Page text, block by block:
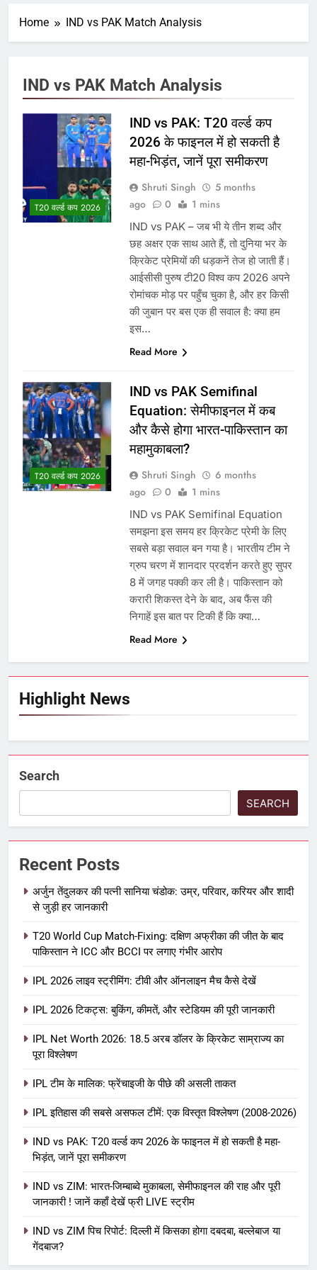
Home IND vs PAK Match Analysis
Highlight News
IND vs PAK Match Analysis
T20 वर्ल्ड कप 2026
IND vs PAK: T20 वर्ल्ड कप
2026 के फाइनल में हो सकती है
महा-भिड़ंत, जानें पूरा समीकरण
Shruti Singh
5 months
ago
0 1 mins
IND vs PAK – जब भी ये तीन शब्द और
छह अक्षर एक साथ आते हैं, तो दुनिया भर के
क्रिकेट प्रेमियों की धड़कनें तेज हो जाती हैं।
आईसीसी पुरुष टी20 विश्व कप 2026 अपने
रोमांचक मोड़ पर पहुँच चुका है, और हर किसी
की जुबान पर बस एक ही सवाल है: क्या हम
इस…
Read More
T20 वर्ल्ड कप 2026
IND vs PAK Semifinal
Equation: सेमीफाइनल में कब
और कैसे होगा भारत-पाकिस्तान का
महामुकाबला?
Shruti Singh
6 months
ago
0 1 mins
IND vs PAK Semifinal Equation
समझना इस समय हर क्रिकेट प्रेमी के लिए
सबसे बड़ा सवाल बन गया है। भारतीय टीम ने
ग्रुप चरण में शानदार प्रदर्शन करते हुए सुपर
8 में जगह पक्की कर ली है। पाकिस्तान को
करारी शिकस्त देने के बाद, अब फैंस की
निगाहें इस बात पर टिकी हैं कि क्या…
Read More
Search
SEARCH
Recent Posts
अर्जुन तेंदुलकर की पत्नी सानिया चंडोक: उम्र, परिवार, करियर और शादी
से जुड़ी हर जानकारी
T20 World Cup Match-Fixing: दक्षिण अफ्रीका की जीत के बाद
पाकिस्तान ने ICC और BCCI पर लगाए गंभीर आरोप
IPL 2026 लाइव स्ट्रीमिंग: टीवी और ऑनलाइन मैच कैसे देखें
IPL 2026 टिकट्स: बुकिंग, कीमतें, और स्टेडियम की पूरी जानकारी
IPL Net Worth 2026: 18.5 अरब डॉलर के क्रिकेट साम्राज्य का
पूरा विश्लेषण
IPL टीम के मालिक: फ्रेंचाइजी के पीछे की असली ताकत
IPL इतिहास की सबसे असफल टीमें: एक विस्तृत विश्लेषण (2008-2026)
IND vs PAK: T20 वर्ल्ड कप 2026 के फाइनल में हो सकती है महा-
भिड़ंत, जानें पूरा समीकरण
IND vs ZIM: भारत-जिम्बाब्वे मुकाबला, सेमीफाइनल की राह और पूरी
जानकारी ! जानें कहाँ देखें फ्री LIVE स्ट्रीम
IND vs ZIM पिच रिपोर्ट: दिल्ली में किसका होगा दबदबा, बल्लेबाज या
गेंदबाज?
IPL Net Worth 2026: 18.5 अरब डॉलर
आईपीएल 2026 क्रिकेट
IPL टीम के मालिक: फ्रेंचाइजी के पीछे की
असली ताकत
आईपीएल 2026 क्रिकेट
IPL इतिहास की सबसे असफल टीमें: एक